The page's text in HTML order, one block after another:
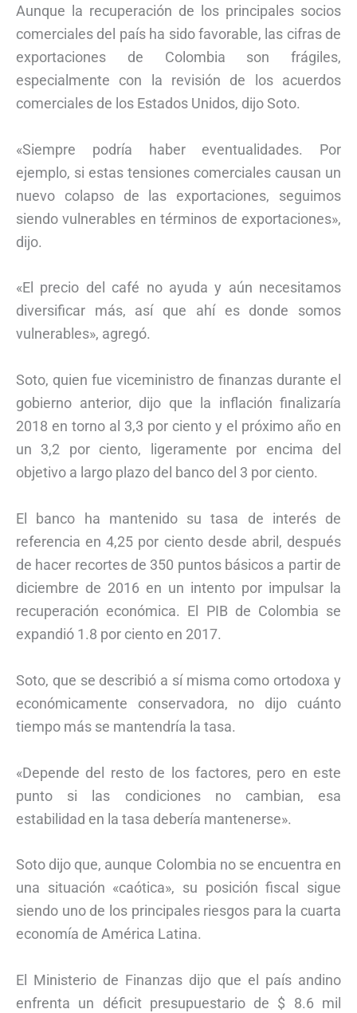
Aunque la recuperación de los principales socios
comerciales del país ha sido favorable, las cifras de
exportaciones de Colombia son frágiles,
especialmente con la revisión de los acuerdos
comerciales de los Estados Unidos, dijo Soto.
«Siempre podría haber eventualidades. Por
ejemplo, si estas tensiones comerciales causan un
nuevo colapso de las exportaciones, seguimos
siendo vulnerables en términos de exportaciones»,
dijo.
«El precio del café no ayuda y aún necesitamos
diversificar más, así que ahí es donde somos
vulnerables», agregó.
Soto, quien fue viceministro de finanzas durante el
gobierno anterior, dijo que la inflación finalizaría
2018 en torno al 3,3 por ciento y el próximo año en
un 3,2 por ciento, ligeramente por encima del
objetivo a largo plazo del banco del 3 por ciento.
El banco ha mantenido su tasa de interés de
referencia en 4,25 por ciento desde abril, después
de hacer recortes de 350 puntos básicos a partir de
diciembre de 2016 en un intento por impulsar la
recuperación económica. El PIB de Colombia se
expandió 1.8 por ciento en 2017.
Soto, que se describió a sí misma como ortodoxa y
económicamente conservadora, no dijo cuánto
tiempo más se mantendría la tasa.
«Depende del resto de los factores, pero en este
punto si las condiciones no cambian, esa
estabilidad en la tasa debería mantenerse».
Soto dijo que, aunque Colombia no se encuentra en
una situación «caótica», su posición fiscal sigue
siendo uno de los principales riesgos para la cuarta
economía de América Latina.
El Ministerio de Finanzas dijo que el país andino
enfrenta un déficit presupuestario de $ 8.6 mil